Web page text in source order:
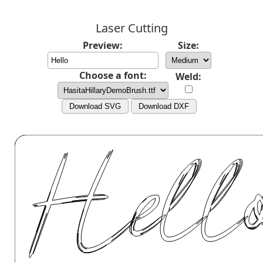
Laser Cutting
Preview: Size:
Choose a font: Weld:
Download SVG Download DXF